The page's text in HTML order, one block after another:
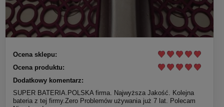
Ocena sklepu:
Ocena produktu:
Dodatkowy komentarz:
SUPER BATERIA.POLSKA firma. Najwyższa Jakość. Kolejna
bateria z tej firmy.Zero Problemów używania już 7 lat. Polecam